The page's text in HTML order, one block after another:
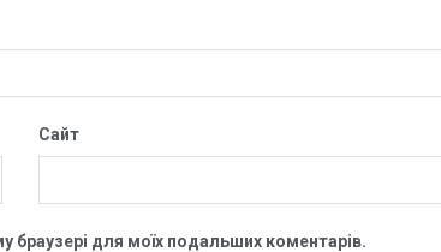
Сайт
браузері для моїх подальших коментарів.